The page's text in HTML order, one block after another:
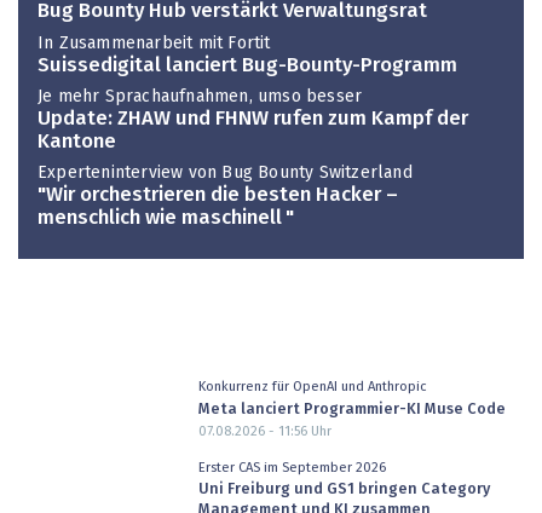
Bug Bounty Hub verstärkt Verwaltungsrat
In Zusammenarbeit mit Fortit
Suissedigital lanciert Bug-Bounty-Programm
Je mehr Sprachaufnahmen, umso besser
Update: ZHAW und FHNW rufen zum Kampf der
Kantone
Experteninterview von Bug Bounty Switzerland
"Wir orchestrieren die besten Hacker –
menschlich wie maschinell "
Konkurrenz für OpenAI und Anthropic
Meta lanciert Programmier-KI Muse Code
07.08.2026 - 11:56Uhr
Erster CAS im September 2026
Uni Freiburg und GS1 bringen Category